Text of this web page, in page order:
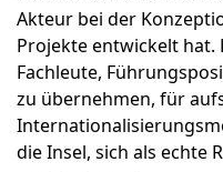
Akteur bei der
Projekte entwickelt hat.
Fachleute,
zu übernehmen, für
die Insel, sich als echte